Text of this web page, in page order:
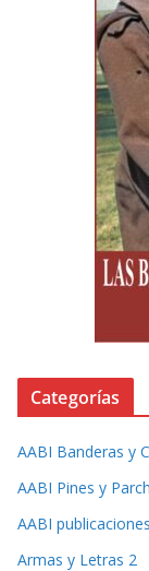
Categorías
AABI Banderas y
AABI Pines y
AABI publicaciones
Armas y Letras 2